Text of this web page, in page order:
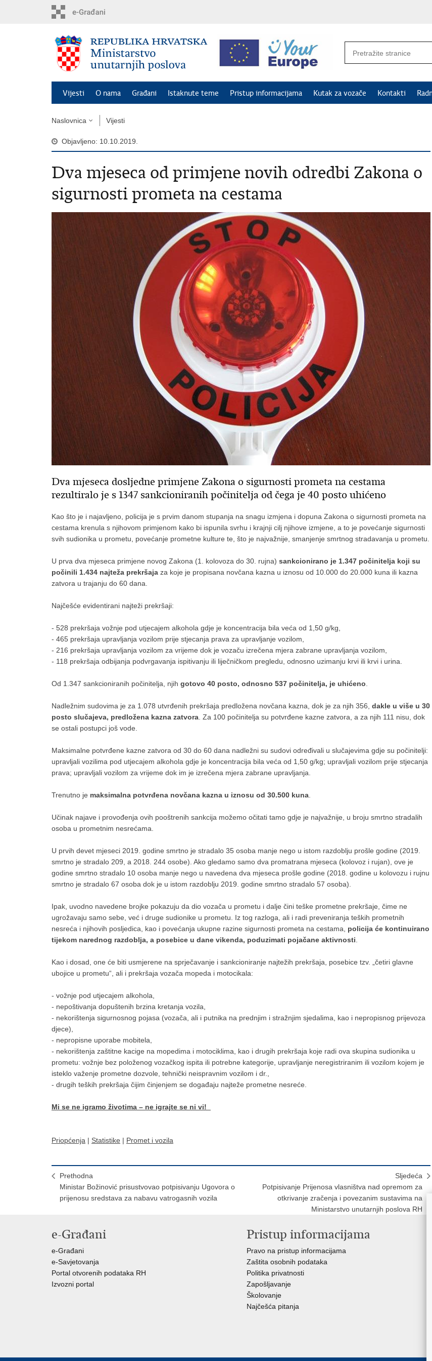
Vijesti O nama Građani Istaknute teme Pristup informacijama Kutak za vozače Kontakti
Naslovnica Vijesti
Objavljeno: 10.10.2019.
Dva mjeseca od primjene novih odredbi Zakona o
sigurnosti prometa na cestama
Dva mjeseca dosljedne primjene Zakona o sigurnosti prometa na cestama
rezultiralo je s 1347 sankcioniranih počinitelja od čega je 40 posto uhićeno
Kao što je i najavljeno, policija je s prvim danom stupanja na snagu izmjena i dopuna Zakona o sigurnosti prometa na
cestama krenula s njihovom primjenom kako bi ispunila svrhu i krajnji cilj njihove izmjene, a to je povećanje sigurnosti
svih sudionika u prometu, povećanje prometne kulture te, što je najvažnije, smanjenje smrtnog stradavanja u prometu.
U prva dva mjeseca primjene novog Zakona (1. kolovoza do 30. rujna) sankcionirano je 1.347 počinitelja koji su
počinili 1.434 najteža prekršaja za koje je propisana novčana kazna u iznosu od 10.000 do 20.000 kuna ili kazna
zatvora u trajanju do 60 dana.
Najčešće evidentirani najteži prekršaji:
- 528 prekršaja vožnje pod utjecajem alkohola gdje je koncentracija bila veća od 1,50 g/kg,
- 465 prekršaja upravljanja vozilom prije stjecanja prava za upravljanje vozilom,
- 216 prekršaja upravljanja vozilom za vrijeme dok je vozaču izrečena mjera zabrane upravljanja vozilom,
- 118 prekršaja odbijanja podvrgavanja ispitivanju ili liječničkom pregledu, odnosno uzimanju krvi ili krvi i urina.
Od 1.347 sankcioniranih počinitelja, njih gotovo 40 posto, odnosno 537 počinitelja, je uhićeno
Nadležnim sudovima je za 1.078 utvrđenih prekršaja predložena novčana kazna, dok je za njih 356, dakle u više u 30
posto slučajeva, predložena kazna zatvora . Za 100 počinitelja su potvrđene kazne zatvora, a za njih 111 nisu, dok
se ostali postupci još vode.
Maksimalne potvrđene kazne zatvora od 30 do 60 dana nadležni su sudovi određivali u slučajevima gdje su počinitelji:
upravljali vozilima pod utjecajem alkohola gdje je koncentracija bila veća od 1,50 g/kg; upravljali vozilom prije stjecanja
prava; upravljali vozilom za vrijeme dok im je izrečena mjera zabrane upravljanja.
Trenutno je maksimalna potvrđena novčana kazna u iznosu od 30.500 kuna
Učinak najave i provođenja ovih pooštrenih sankcija možemo očitati tamo gdje je najvažnije, u broju smrtno stradalih
osoba u prometnim nesrećama.
U prvih devet mjeseci 2019. godine smrtno je stradalo 35 osoba manje nego u istom razdoblju prošle godine (2019.
smrtno je stradalo 209, a 2018. 244 osobe). Ako gledamo samo dva promatrana mjeseca (kolovoz i rujan), ove je
godine smrtno stradalo 10 osoba manje nego u navedena dva mjeseca prošle godine (2018. godine u kolovozu i rujnu
smrtno je stradalo 67 osoba dok je u istom razdoblju 2019. godine smrtno stradalo 57 osoba).
Ipak, uvodno navedene brojke pokazuju da dio vozača u prometu i dalje čini teške prometne prekršaje, čime ne
ugrožavaju samo sebe, već i druge sudionike u prometu. Iz tog razloga, ali i radi preveniranja teških prometnih
nesreća i njihovih posljedica, kao i povećanja ukupne razine sigurnosti prometa na cestama, policija će kontinuirano
tijekom narednog razdoblja, a posebice u dane vikenda, poduzimati pojačane aktivnosti
Kao i dosad, one će biti usmjerene na sprječavanje i sankcioniranje najtežih prekršaja, posebice tzv. „četiri glavne
ubojice u prometu“, ali i prekršaja vozača mopeda i motocikala:
- vožnje pod utjecajem alkohola,
- nepoštivanja dopuštenih brzina kretanja vozila,
- nekorištenja sigurnosnog pojasa (vozača, ali i putnika na prednjim i stražnjim sjedalima, kao i nepropisnog prijevoza
djece),
- nepropisne uporabe mobitela,
- nekorištenja zaštitne kacige na mopedima i motociklima, kao i drugih prekršaja koje radi ova skupina sudionika u
prometu: vožnje bez položenog vozačkog ispita ili potrebne kategorije, upravljanje neregistriranim ili vozilom kojem je
isteklo važenje prometne dozvole, tehnički neispravnim vozilom i dr.,
- drugih teških prekršaja čijim činjenjem se događaju najteže prometne nesreće.
Mi se ne igramo životima – ne igrajte se ni vi!
Priopćenja | Statistike | Promet i vozila
Prethodna
Ministar Božinović prisustvovao potpisivanju Ugovora o
prijenosu sredstava za nabavu vatrogasnih vozila
Sljedeća
Potpisivanje Prijenosa vlasništva nad opremom za
otkrivanje zračenja i povezanim sustavima na
Ministarstvo unutarnjih poslova RH
e-Građani
e-Građani
e-Savjetovanja
Portal otvorenih podataka RH
Izvozni portal
Pristup informacijama
Pravo na pristup informacijama
Zaštita osobnih podataka
Politika privatnosti
Zapošljavanje
Školovanje
Najčešća pitanja